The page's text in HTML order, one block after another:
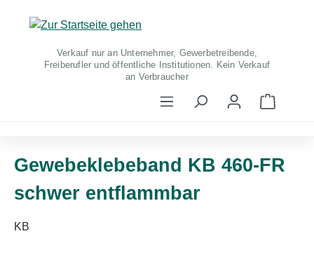
Zum Hauptinhalt springen
Verkauf nur an Unternehmer, Gewerbetreibende,
Freiberufler und öffentliche Institutionen. Kein Verkauf
an Verbraucher
Gewebeklebeband KB 460-FR
schwer entflammbar
KB